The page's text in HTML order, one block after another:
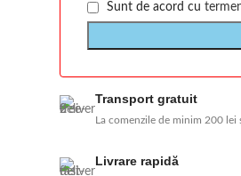
Sunt de acord cu
Transport gratuit
La comenzile de minim 200 lei
Livrare rapidă